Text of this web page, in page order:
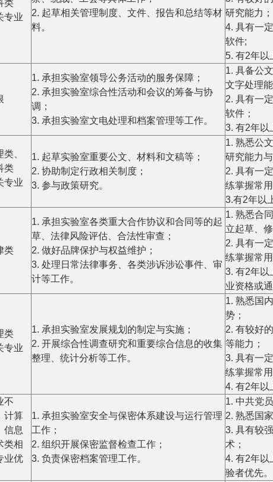
类
专业
2. 起草相关管理制度、文件、报告和总结等材
料。
研究能力；
4. 具有一
软件;
5. 有2年以
1. 承担实验室领导公务活动的服务保障；
2. 承担实验室综合性活动和会议的筹备与协
调；
3. 承担实验室文电处理和档案管理等工作。
1. 具备公
文字处理能
2. 具有一
软件；
3. 有2年以
、
类
专业
1. 起草实验室重要公文、材料和文稿等；
2. 协助制定行政相关制度；
3. 参与政策研究。
1. 熟悉公
研究能力
2. 具有一
练掌握常
3.有2年以
类
1. 承担实验室各类重大合作协议和合同等的起
草、法律风险评估、合法性审查；
2. 做好品牌保护与权益维护；
3. 处理日常法律事务、各类涉诉涉讼事件、审
计等工作。
1. 熟悉合
立起草、
2. 具有一
练掌握常
3. 有2年以
业资格或
类
专业
1. 承担实验室发展规划的制定与实施；
2. 开展综合性调查研究和重要综合信息的收集
整理、统计分析等工作。
1. 熟悉国
势；
2. 有较好
等能力；
3. 具有一
练掌握常
4. 有2年以
不
计算
信息
类相
业优
1. 承担实验室安全与保密体系建设与运行管理
工作；
2. 组织开展保密监督检查工作；
3. 负责保密档案管理工作。
1. 中共党员
2. 熟悉国
3. 具有较
术；
4. 有2年以
验者优先。